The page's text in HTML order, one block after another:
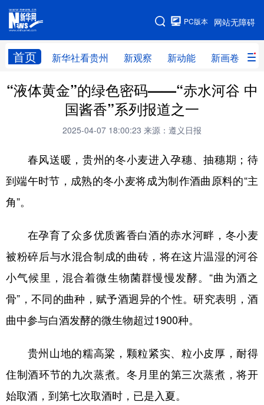
网站无障碍
PC版本
首页 新华社看贵州 新观察 新动能 新画卷
网站地图
新华社看贵州 新观察 新动能 新画卷
贵州领导 人事
直播
畅游贵州 数字贵州 律动贵州 健康贵州
光影贵州 部门之窗 县区直达 企业速递
六盘水 毕节 铜仁 黔东南
黔南 黔西南
地方频道
辽宁 吉林 上海 江苏
浙江 安徽 福建 江西
“液体黄金”的绿色密码——“赤水河谷 中
国酱香”系列报道之一
2025-04-07 18:00:23 来源：遵义日报
春风送暖，贵州的冬小麦进入孕穗、抽穗期；待
到端午时节，成熟的冬小麦将成为制作酒曲原料的“主
角”。
在孕育了众多优质酱香白酒的赤水河畔，冬小麦
被粉碎后与水混合制成的曲砖，将在这片温湿的河谷
小气候里，混合着微生物菌群慢慢发酵。“曲为酒之
骨”，不同的曲种，赋予酒迥异的个性。研究表明，酒
曲中参与白酒发酵的微生物超过1900种。
贵州山地的糯高粱，颗粒紧实、粒小皮厚，耐得
住制酒环节的九次蒸煮。冬月里的第三次蒸煮，将开
始取酒，到第七次取酒时，已是入夏。